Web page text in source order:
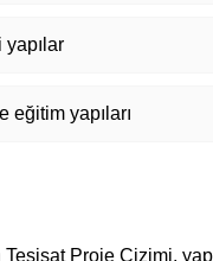
yapılar
eğitim yapıları
Tesisat Proje Çizimi,